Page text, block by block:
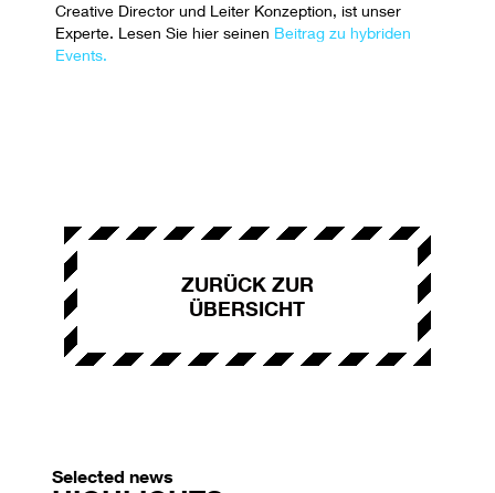
Creative Director und Leiter Konzeption, ist unser
Experte. Lesen Sie hier seinen Beitrag zu hybriden
Events.
ZURÜCK ZUR
ÜBERSICHT
Selected news